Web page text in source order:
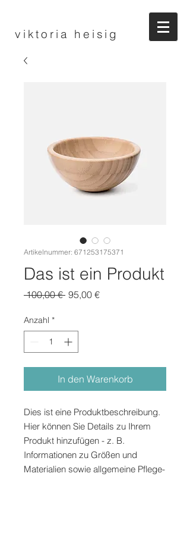
viktoria heisig
Artikelnummer: 671253175371
Das ist ein Produkt
100,00 € Standardpreis
95,00 €Sale-
Anzahl *
In den Warenkorb
Dies ist eine Produktbeschreibung.
Hier können Sie Details zu Ihrem
Produkt hinzufügen - z. B.
Informationen zu Größen und
Materialien sowie allgemeine Pflege-